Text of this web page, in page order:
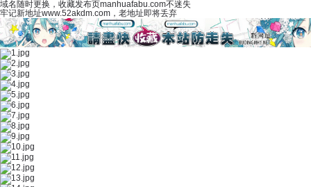
域名随时更换，收藏发布页manhuafabu.com不迷失
牢记新地址www.52akdm.com，老地址即将丢弃